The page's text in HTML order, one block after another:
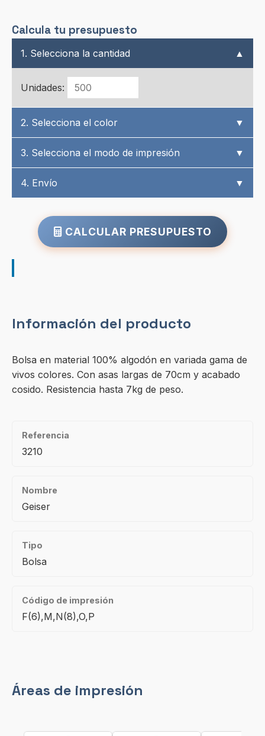
Calcula tu presupuesto
1. Selecciona la cantidad ▲
Unidades:
2. Selecciona el color ▼
3. Selecciona el modo de impresión ▼
4. Envío ▼
CALCULAR PRESUPUESTO
Información del producto
Bolsa en material 100% algodón en variada gama de
vivos colores. Con asas largas de 70cm y acabado
cosido. Resistencia hasta 7kg de peso.
Referencia
3210
Nombre
Geiser
Tipo
Bolsa
Código de impresión
F(6),M,N(8),O,P
Áreas de impresión